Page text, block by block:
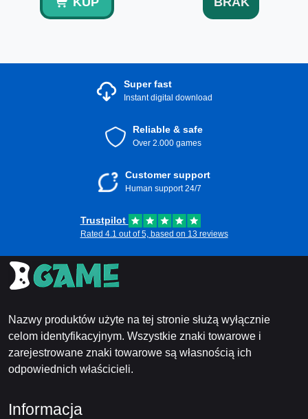
Super fast
Instant digital download
Reliable & safe
Over 2.000 games
Customer support
Human support 24/7
Trustpilot
Rated 4.1 out of 5, based on 13 reviews
Nazwy produktów użyte na tej stronie służą wyłącznie
celom identyfikacyjnym. Wszystkie znaki towarowe i
zarejestrowane znaki towarowe są własnością ich
odpowiednich właścicieli.
Informacja